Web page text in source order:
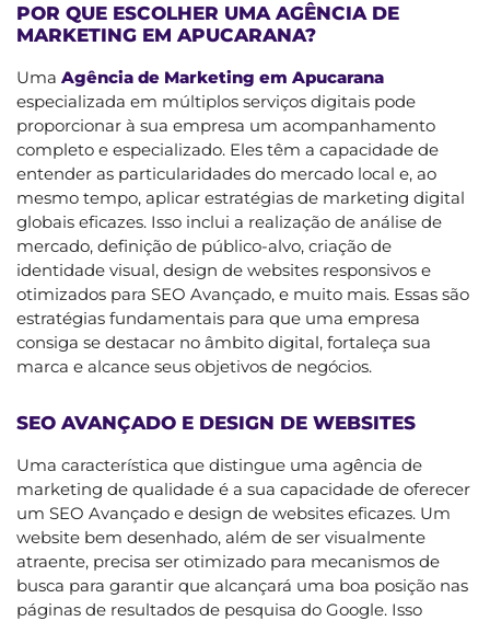
POR QUE ESCOLHER UMA AGÊNCIA DE
MARKETING EM APUCARANA?
Uma Agência de Marketing em Apucarana
especializada em múltiplos serviços digitais pode
proporcionar à sua empresa um acompanhamento
completo e especializado. Eles têm a capacidade de
entender as particularidades do mercado local e, ao
mesmo tempo, aplicar estratégias de marketing digital
globais eficazes. Isso inclui a realização de análise de
mercado, definição de público-alvo, criação de
identidade visual, design de websites responsivos e
otimizados para SEO Avançado, e muito mais. Essas são
estratégias fundamentais para que uma empresa
consiga se destacar no âmbito digital, fortaleça sua
marca e alcance seus objetivos de negócios.
SEO AVANÇADO E DESIGN DE WEBSITES
Uma característica que distingue uma agência de
marketing de qualidade é a sua capacidade de oferecer
um SEO Avançado e design de websites eficazes. Um
website bem desenhado, além de ser visualmente
atraente, precisa ser otimizado para mecanismos de
busca para garantir que alcançará uma boa posição nas
páginas de resultados de pesquisa do Google. Isso